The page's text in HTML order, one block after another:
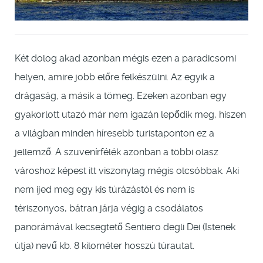
Két dolog akad azonban mégis ezen a paradicsomi
helyen, amire jobb előre felkészülni. Az egyik a
drágaság, a másik a tömeg. Ezeken azonban egy
gyakorlott utazó már nem igazán lepődik meg, hiszen
a világban minden híresebb turistaponton ez a
jellemző. A szuvenírfélék azonban a többi olasz
városhoz képest itt viszonylag mégis olcsóbbak. Aki
nem ijed meg egy kis túrázástól és nem is
tériszonyos, bátran járja végig a csodálatos
panorámával kecsegtető Sentiero degli Dei (Istenek
útja) nevű kb. 8 kilométer hosszú túrautat.